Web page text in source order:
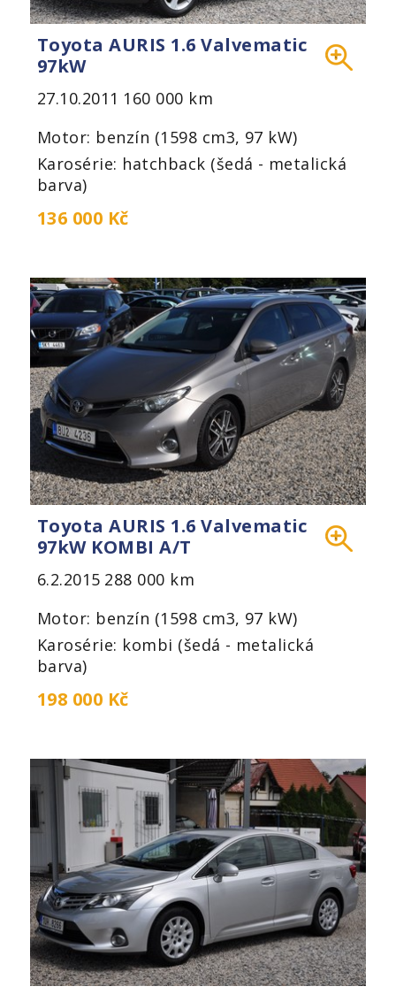
Toyota AURIS 1.6 Valvematic
97kW
27.10.2011 160 000 km
Motor: benzín (1598 cm3, 97 kW)
Karosérie: hatchback (šedá - metalická
barva)
136 000 Kč
Toyota AURIS 1.6 Valvematic
97kW KOMBI A/T
6.2.2015 288 000 km
Motor: benzín (1598 cm3, 97 kW)
Karosérie: kombi (šedá - metalická
barva)
198 000 Kč